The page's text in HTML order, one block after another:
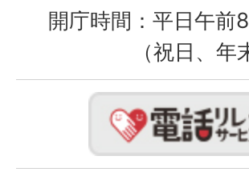
開庁時間： 平日午前
（祝日、